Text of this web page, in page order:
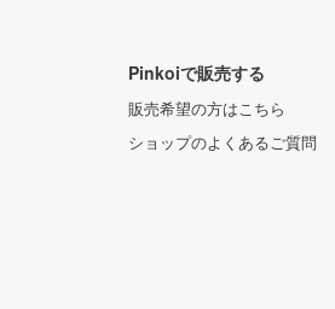
Pinkoiで販売する
販売希望の方はこちら
ショップのよくあるご質問